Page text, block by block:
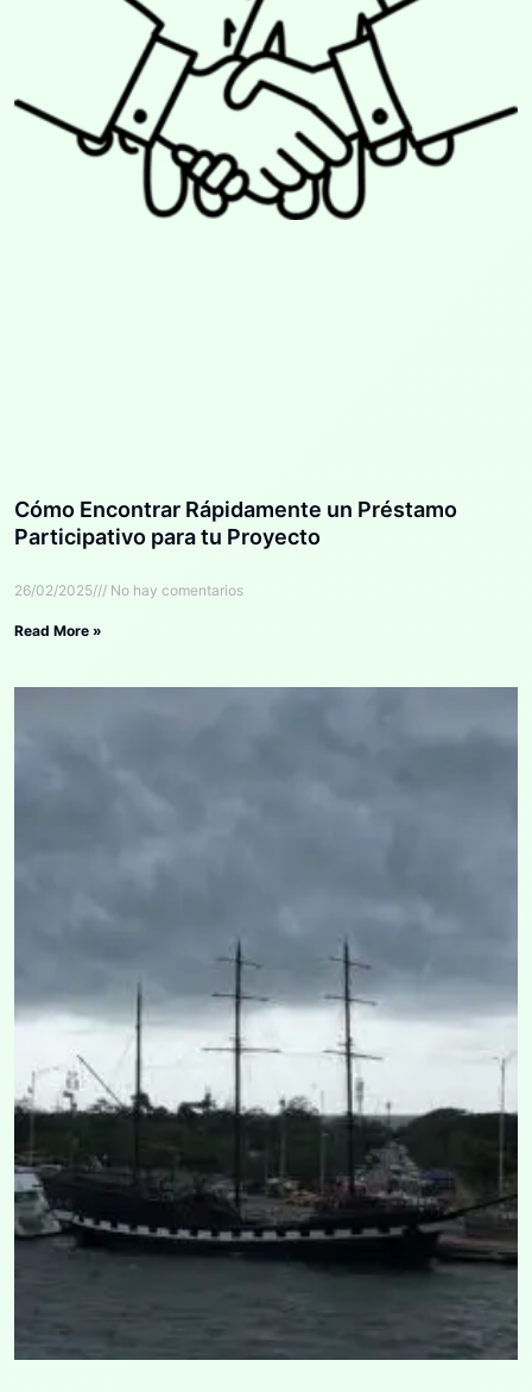
Cómo Encontrar Rápidamente un Préstamo
Participativo para tu Proyecto
26/02/2025 No hay comentarios
Read More »